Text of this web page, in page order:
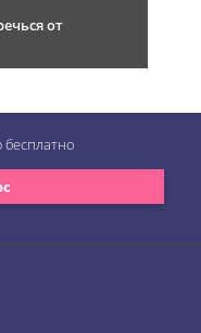
от
бесплатно